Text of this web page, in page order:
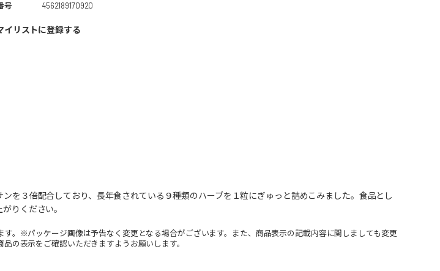
号
4562189170920
イリストに登録する
を３倍配合しており、長年食されている９種類のハーブを１粒にぎゅっと詰めこみました。食品とし
りください。
。※パッケージ画像は予告なく変更となる場合がございます。また、商品表示の記載内容に関しましても変更
の表示をご確認いただきますようお願いします。